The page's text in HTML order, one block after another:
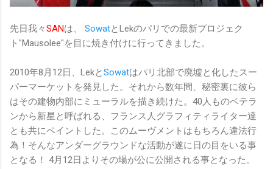
先日我々SANは、 SowatとLekのパリでの最新プロジェク
ト"Mausolee"を目に焼き付けに行ってきました。
2010年8月12日、LekとSowatはパリ北部で廃墟と化したスー
パーマーケットを発見した。それから数年間、秘密裏に彼ら
はその建物内部にミューラルを描き続けた。40人ものベテラ
ンから新星と呼ばれる、フランス人グラフィティライター達
とも共にペイントした。このムーヴメントはもちろん違法行
為！そんなアンダーグラウンドな活動が遂に日の目をいる事
となる！ 4月12日よりその場が公に公開される事となった。